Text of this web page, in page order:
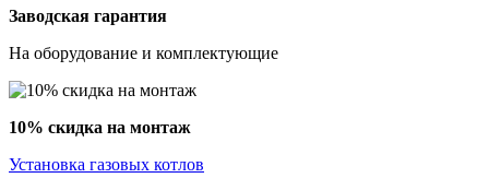
Заводская гарантия
На оборудование и комплектующие
10% скидка на монтаж
Установка газовых котлов